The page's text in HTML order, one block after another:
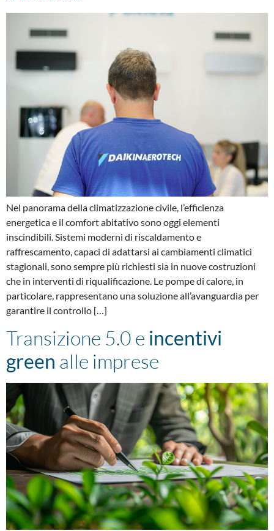
Nel panorama della climatizzazione civile, l’efficienza
energetica e il comfort abitativo sono oggi elementi
inscindibili. Sistemi moderni di riscaldamento e
raffrescamento, capaci di adattarsi ai cambiamenti climatici
stagionali, sono sempre più richiesti sia in nuove costruzioni
che in interventi di riqualificazione. Le pompe di calore, in
particolare, rappresentano una soluzione all’avanguardia per
garantire il controllo […]
Transizione 5.0 e incentivi
green alle imprese